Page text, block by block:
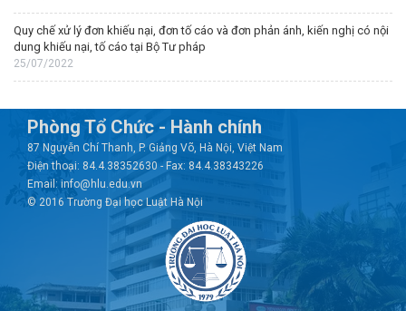
Quy chế xử lý đơn khiếu nại, đơn tố cáo và đơn phản ánh, kiến nghị có nội
dung khiếu nại, tố cáo tại Bộ Tư pháp
25/07/2022
Phòng Tổ Chức - Hành chính
87 Nguyễn Chí Thanh, P. Giảng Võ, Hà Nội, Việt Nam
Điện thoại: 84.4.38352630 - Fax: 84.4.38343226
Email: info@hlu.edu.vn
© 2016 Trường Đại học Luật Hà Nội